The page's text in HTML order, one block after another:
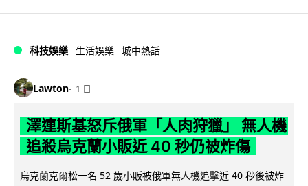
科技娛樂 生活娛樂 城中熱話
Lawton 1 日
澤連斯基怒斥俄軍「人肉狩獵」 無人機
追殺烏克蘭小販近 40 秒仍被炸傷
烏克蘭克爾松一名 52 歲小販被俄軍無人機追擊近 40 秒後被炸